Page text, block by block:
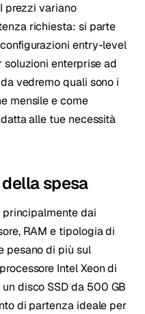
prezzi variano
richiesta: si parte
entry-level
enterprise ad
vedremo quali sono i
mensile e come
alle tue necessità
spesa
dai
RAM e tipologia di
pesano di più sul
Intel Xeon di
disco SSD da 500 GB
di partenza ideale per